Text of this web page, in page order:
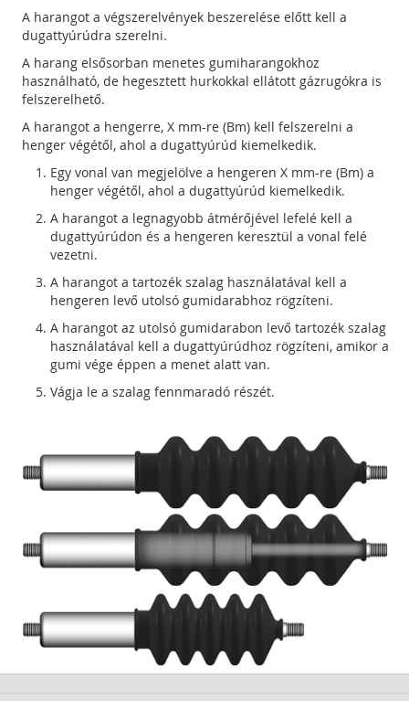
A harangot a végszerelvények beszerelése előtt kell a
dugattyúrúdra szerelni.
A harang elsősorban menetes gumiharangokhoz
használható, de hegesztett hurkokkal ellátott gázrugókra is
felszerelhető.
A harangot a hengerre, X mm-re (Bm) kell felszerelni a
henger végétől, ahol a dugattyúrúd kiemelkedik.
Egy vonal van megjelölve a hengeren X mm-re (Bm) a
henger végétől, ahol a dugattyúrúd kiemelkedik.
A harangot a legnagyobb átmérőjével lefelé kell a
dugattyúrúdon és a hengeren keresztül a vonal felé
vezetni.
A harangot a tartozék szalag használatával kell a
hengeren levő utolsó gumidarabhoz rögzíteni.
A harangot az utolsó gumidarabon levő tartozék szalag
használatával kell a dugattyúrúdhoz rögzíteni, amikor a
gumi vége éppen a menet alatt van.
Vágja le a szalag fennmaradó részét.